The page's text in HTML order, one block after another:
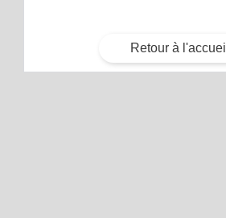
Retour à l'accueil